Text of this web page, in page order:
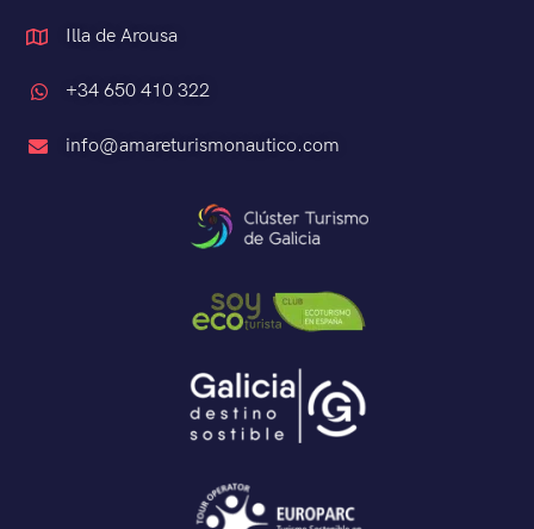
Illa de Arousa
+34 650 410 322
info@amareturismonautico.com